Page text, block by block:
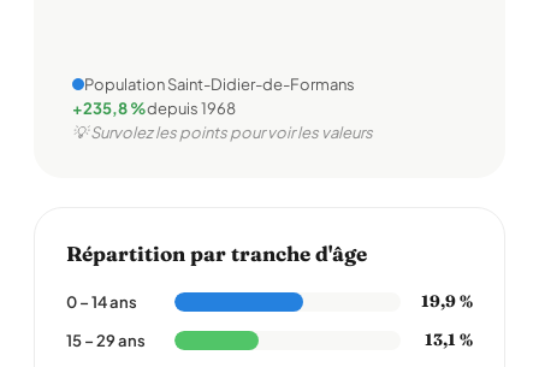
Population Saint-Didier-de-Formans
+235,8 %depuis 1968
💡 Survolez les points pour voir les valeurs
Répartition par tranche d'âge
0 – 14 ans 19,9 %
15 – 29 ans 13,1 %